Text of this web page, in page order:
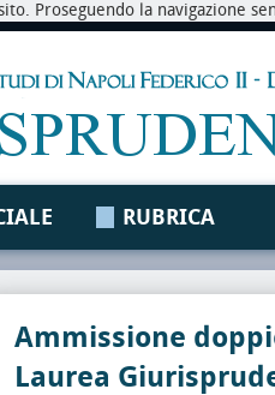
Proseguendo la navigazione
RUBRICA
Ammissione
Laurea